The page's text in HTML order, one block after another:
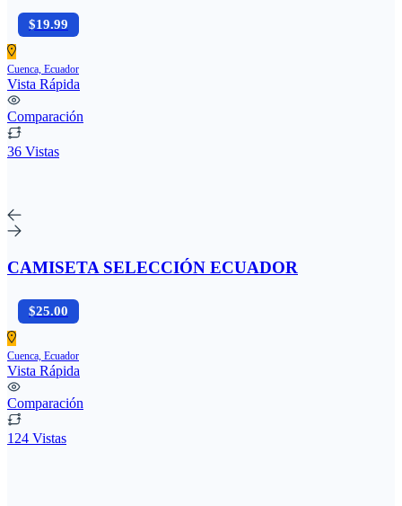
$19.99
Cuenca, Ecuador
Vista Rápida
Comparación
36 Vistas
CAMISETA SELECCIÓN ECUADOR
$25.00
Cuenca, Ecuador
Vista Rápida
Comparación
124 Vistas